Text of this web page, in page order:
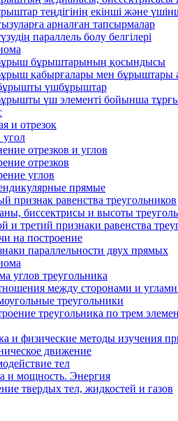
теңдігінің екінші және
арналған тапсырмалар
параллель болу белгілері
бұрыштарының қосындысы
қабырғалары мен бұрыштары
үшбұрыштар
үш элементі бойынша
и отрезок
угол
отрезков и углов
отрезков
углов
прямые
признак равенства треугольников
биссектрисы и высоты
и третий признаки равенства
на построение
параллельности двух прямых
углов треугольника
между сторонами и углами
треугольники
треугольника по трем
и физические методы изучения
движение
тел
и мощность. Энергия
твердых тел, жидкостей и газов